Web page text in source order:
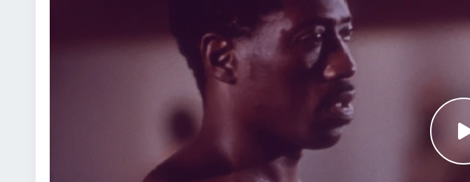
contează, iar titlul de Necontestat nu este ușor de